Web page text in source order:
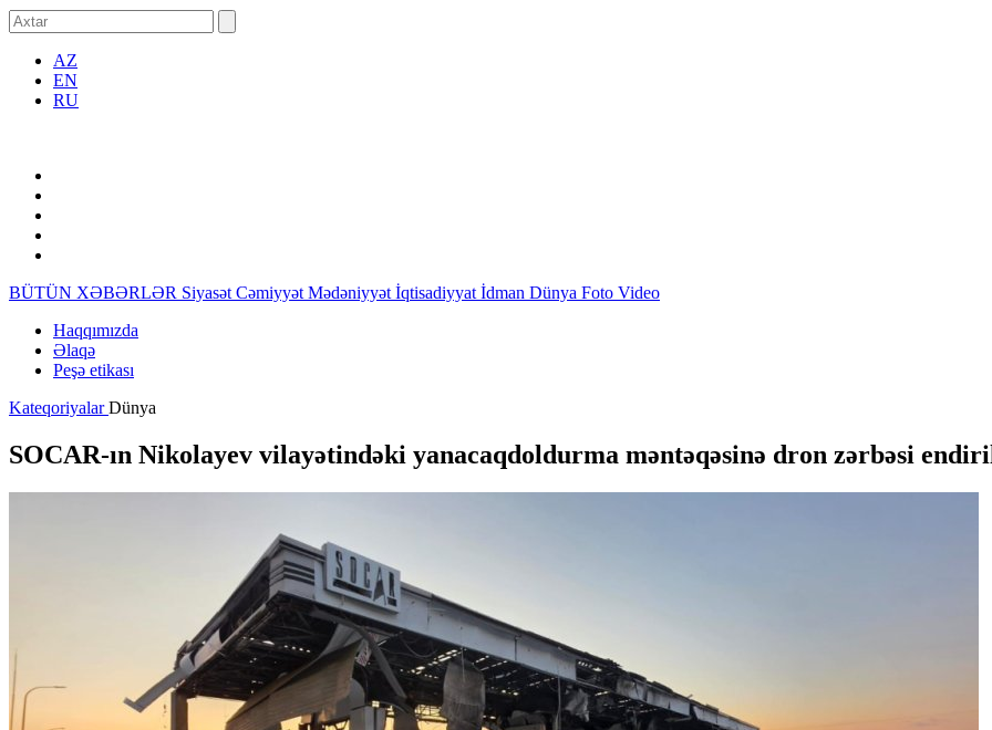
AZ
EN
RU
BÜTÜN XƏBƏRLƏR Siyasət Cəmiyyət Mədəniyyət İqtisadiyyat İdman Dünya Foto Video
Haqqımızda
Əlaqə
Peşə etikası
KateqoriyalarDünya
SOCAR-ın Nikolayev vilayətindəki yanacaqdoldurma məntəqəsinə dron zərbəsi